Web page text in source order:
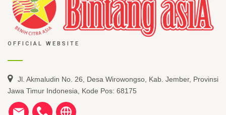
OFFICIAL WEBSITE
Jl. Akmaludin No. 26, Desa Wirowongso, Kab. Jember, Provinsi
Jawa Timur Indonesia, Kode Pos: 68175